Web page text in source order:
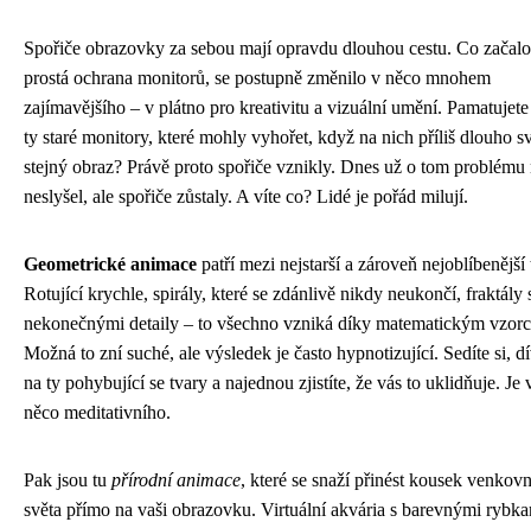
Spořiče obrazovky za sebou mají opravdu dlouhou cestu. Co
prostá ochrana monitorů, se postupně změnilo v něco mnohem
zajímavějšího – v plátno pro kreativitu a vizuální umění. Pamatujete
ty staré monitory, které mohly vyhořet, když na nich příliš dlouho
stejný obraz? Právě proto spořiče vznikly. Dnes už o tom
neslyšel, ale spořiče zůstaly. A víte co? Lidé je pořád milují.
Geometrické animace patří mezi nejstarší a zároveň nejoblíbenější
Rotující krychle, spirály, které se zdánlivě nikdy neukončí, fraktály
nekonečnými detaily – to všechno vzniká díky matematickým
Možná to zní suché, ale výsledek je často hypnotizující. Sedíte si,
na ty pohybující se tvary a najednou zjistíte, že vás to uklidňuje. Je
něco meditativního.
Pak jsou tu přírodní animace, které se snaží přinést kousek
světa přímo na vaši obrazovku. Virtuální akvária s barevnými